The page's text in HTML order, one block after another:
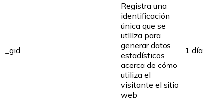
_gid
Registra una
identificación
única que se
utiliza para
generar datos
estadísticos
acerca de cómo
utiliza el
visitante el sitio
web
1 día